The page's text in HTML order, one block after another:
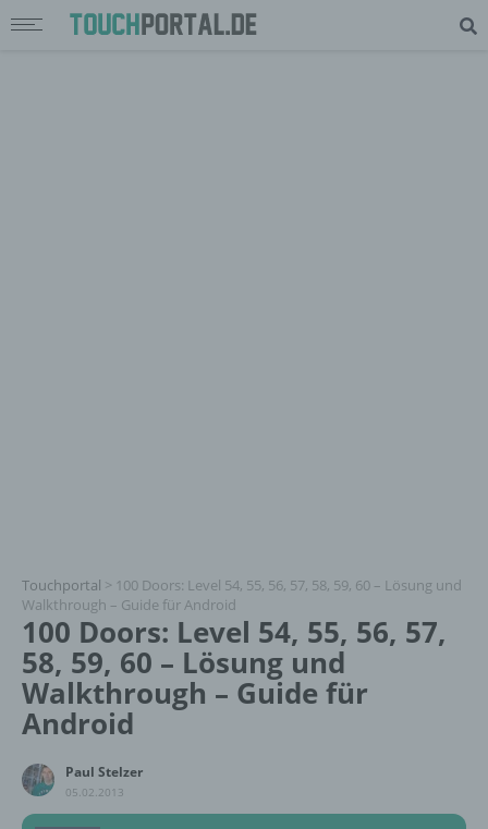
Touchportal > 100 Doors: Level 54, 55, 56, 57, 58, 59, 60 – Lösung und
Walkthrough – Guide für Android
100 Doors: Level 54, 55, 56, 57,
58, 59, 60 – Lösung und
Walkthrough – Guide für
Android
Paul Stelzer
05.02.2013